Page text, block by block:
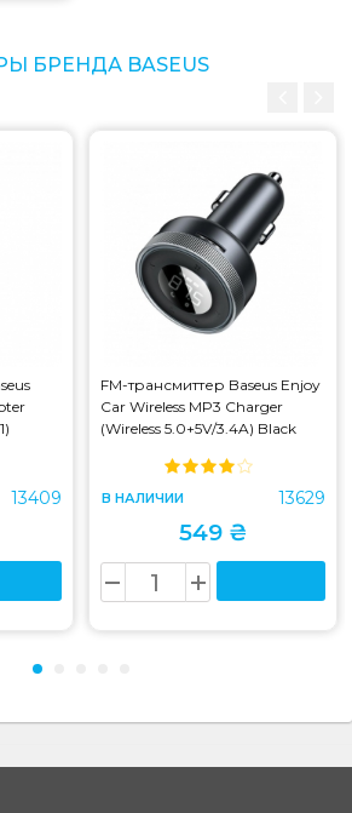
БРЕНДА BASEUS
13409
FM-трансмиттер Baseus Enjoy
Car Wireless MP3 Charger
(Wireless 5.0+5V/3.4A) Black
В НАЛИЧИИ 13629
549 ₴